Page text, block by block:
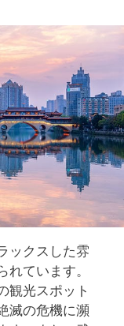
ックスした雰
ています。
観光スポット
滅の危機に瀕